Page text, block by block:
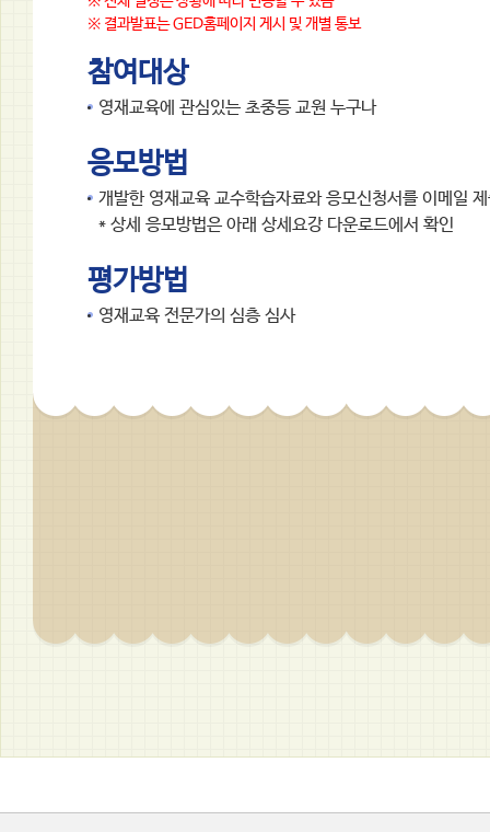
※ 결과발표는 GED홈페이지 게시 및 개별 통보
참여대상
영재교육에 관심있는 초중등 교원 누구나
응모방법
개발한 영재교육 교수학습자료와 응모신청서를 이메일
* 상세 응모방법은 아래 상세요강 다운로드에서 확인
평가방법
영재교육 전문가의 심층 심사